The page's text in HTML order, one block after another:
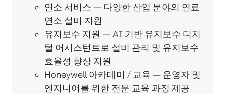
연소 서비스 — 다양한 산업 분야의 연료
연소 설비 지원
유지보수 지원 — AI 기반 유지보수 디지
털 어시스턴트로 설비 관리 및 유지보수
효율성 향상 지원
Honeywell 아카데미 / 교육 — 운영자 및
엔지니어를 위한 전문 교육 과정 제공